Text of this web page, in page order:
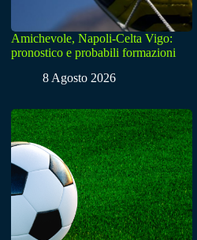
Amichevole, Napoli-Celta Vigo:
pronostico e probabili formazioni
8 Agosto 2026